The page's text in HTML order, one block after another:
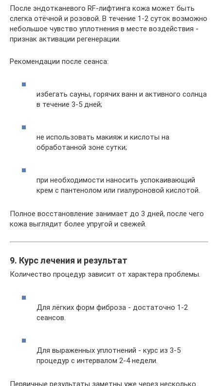
После эндотканевого RF-лифтинга кожа может быть
слегка отёчной и розовой. В течение 1-2 суток возможно
небольшое чувство уплотнения в месте воздействия -
признак активации регенерации.
Рекомендации после сеанса:
избегать сауны, горячих ванн и активного солнца
в течение 3-5 дней;
не использовать макияж и кислоты на
обработанной зоне сутки;
при необходимости наносить успокаивающий
крем с пантенолом или гиалуроновой кислотой.
Полное восстановление занимает до 3 дней, после чего
кожа выглядит более упругой и свежей.
9. Курс лечения и результат
Количество процедур зависит от характера проблемы.
Для лёгких форм фиброза - достаточно 1-2
сеансов.
Для выраженных уплотнений - курс из 3-5
процедур с интервалом 2-4 недели.
Первичные результаты заметны уже через несколько